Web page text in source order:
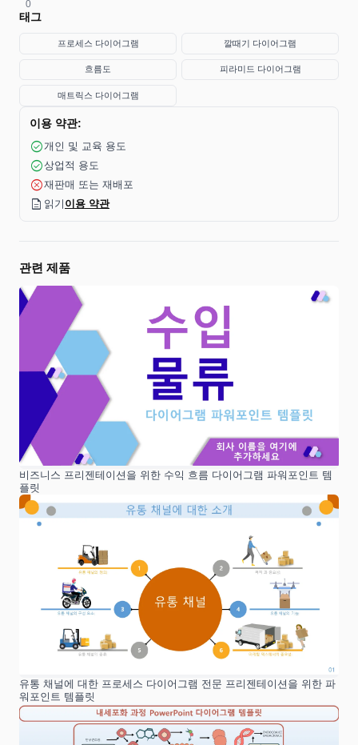
0
태그
프로세스 다이어그램 깔때기 다이어그램
흐름도 피라미드 다이어그램
매트릭스 다이어그램
이용 약관:
check_circle 개인 및 교육 용도
check_circle상업적 용도
cancel재판매 또는 재배포
description 읽기 이용 약관
관련 제품
비즈니스 프리젠테이션을 위한 수익 흐름 다이어그램 파워포인트 템
플릿
유통 채널에 대한 프로세스 다이어그램 전문 프리젠테이션을 위한 파
워포인트 템플릿